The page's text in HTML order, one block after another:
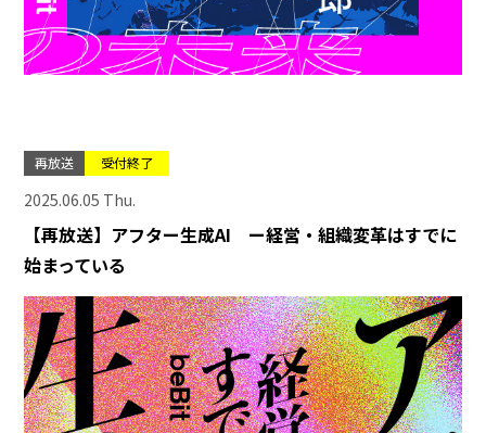
再放送 受付終了
2025.06.05 Thu.
【再放送】アフター生成AI ー経営・組織変革はすでに
始まっている